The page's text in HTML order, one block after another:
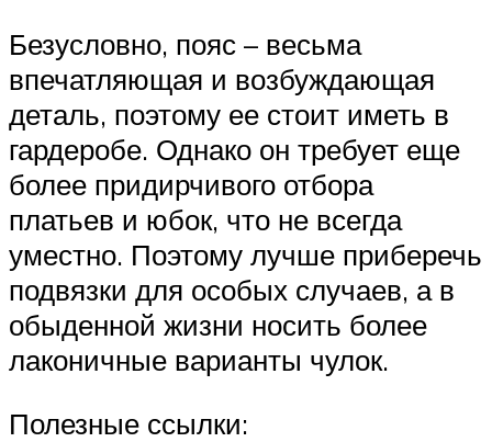
Безусловно, пояс – весьма
впечатляющая и возбуждающая
деталь, поэтому ее стоит иметь в
гардеробе. Однако он требует еще
более придирчивого отбора
платьев и юбок, что не всегда
уместно. Поэтому лучше приберечь
подвязки для особых случаев, а в
обыденной жизни носить более
лаконичные варианты чулок.
Полезные ссылки: